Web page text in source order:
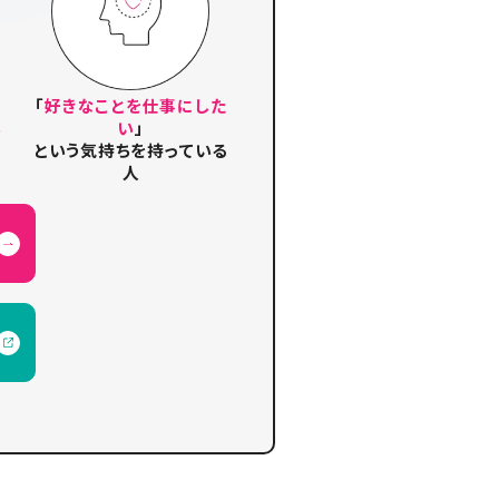
「好きなことを仕事にした
い」
という気持ちを持っている
人